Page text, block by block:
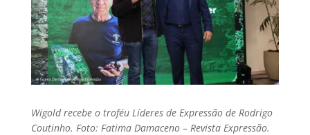
Wigold recebe o troféu Líderes de Expressão de Rodrigo
Coutinho. Foto: Fatima Damaceno – Revista Expressão.